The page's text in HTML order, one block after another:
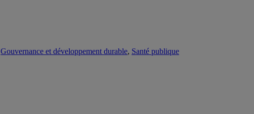
Gouvernance et développement durable, Santé publique